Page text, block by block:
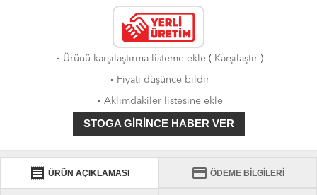
· Ürünü karşılaştırma listeme ekle ( Karşılaştır )
· Fiyatı düşünce bildir
· Aklımdakiler listesine ekle
STOGA GIRINCE HABER VER
receipt ÜRÜN AÇIKLAMASI credit_card ÖDEME BİLGİLERİ